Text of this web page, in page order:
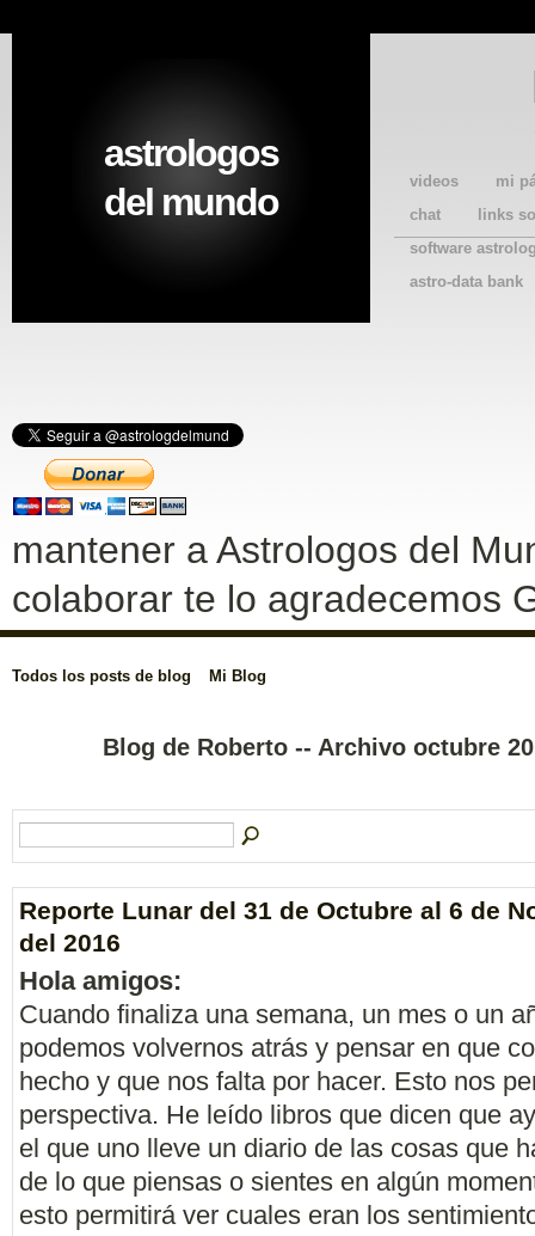
videos
mi
chat
links
software
astro-data bank
astrologos
del mundo
mantener a Astrologos del
colaborar te lo agradecemos
Todos los posts de blog Mi Blog
Blog de Roberto -- Archivo octubre
Reporte Lunar del 31 de Octubre al 6 de
del 2016
Hola amigos:
Cuando finaliza una semana, un mes o un
podemos volvernos atrás y pensar en que
hecho y que nos falta por hacer. Esto nos
perspectiva. He leído libros que dicen que
el que uno lleve un diario de las cosas que
de lo que piensas o sientes en algún
esto permitirá ver cuales eran los